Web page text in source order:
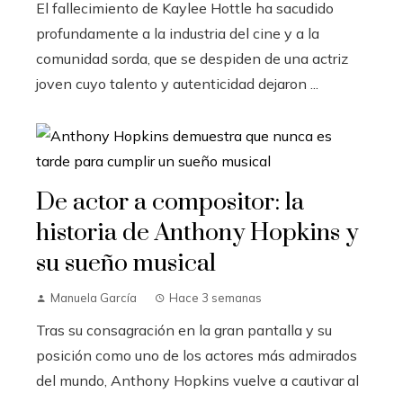
El fallecimiento de Kaylee Hottle ha sacudido
profundamente a la industria del cine y a la
comunidad sorda, que se despiden de una actriz
joven cuyo talento y autenticidad dejaron ...
De actor a compositor: la
historia de Anthony Hopkins y
su sueño musical
Manuela García Hace 3 semanas
Tras su consagración en la gran pantalla y su
posición como uno de los actores más admirados
del mundo, Anthony Hopkins vuelve a cautivar al